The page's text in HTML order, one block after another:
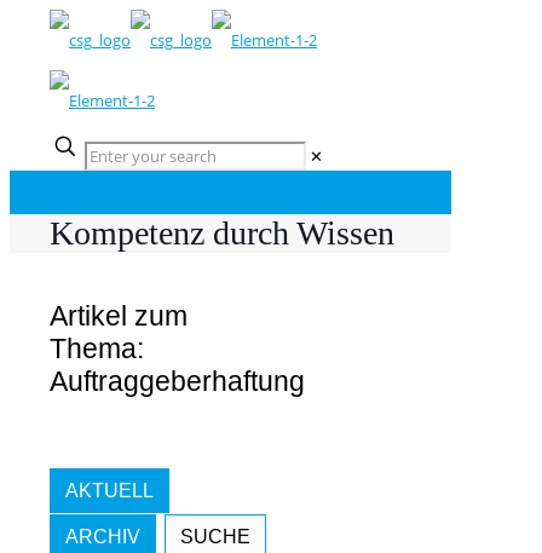
✕
Kompetenz durch Wissen
Artikel zum
Thema:
Auftraggeberhaftung
AKTUELL
ARCHIV SUCHE